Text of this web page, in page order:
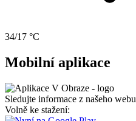
34/17 °C
Mobilní aplikace
Sledujte informace z našeho webu
Volně ke stažení: